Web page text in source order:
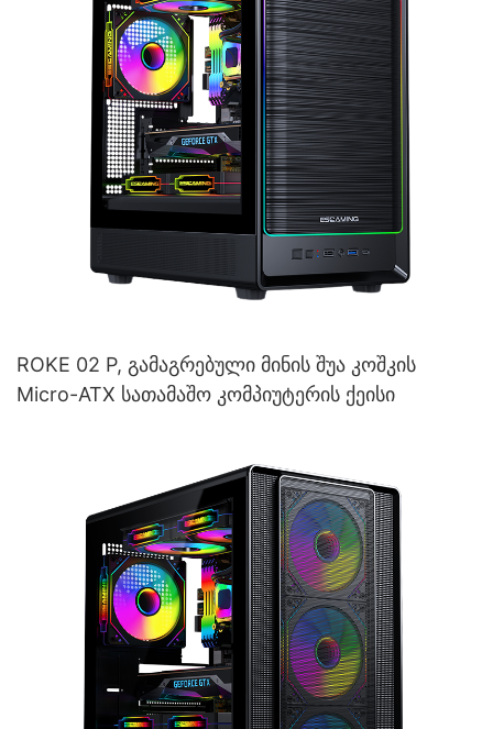
ROKE 02 P, გამაგრებული მინის შუა კოშკის
Micro-ATX სათამაშო კომპიუტერის ქეისი